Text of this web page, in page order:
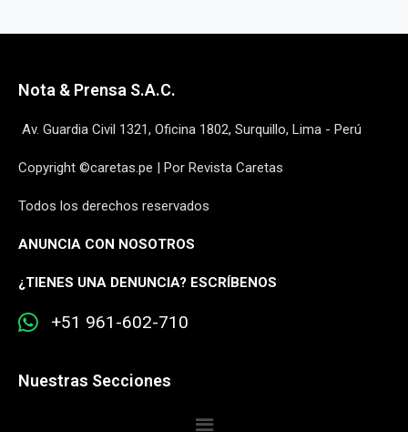
Nota & Prensa S.A.C.
Av. Guardia Civil 1321, Oficina 1802, Surquillo, Lima - Perú
Copyright ©caretas.pe | Por Revista Caretas
Todos los derechos reservados
ANUNCIA CON NOSOTROS
¿TIENES UNA DENUNCIA? ESCRÍBENOS
+51 961-602-710
Nuestras Secciones